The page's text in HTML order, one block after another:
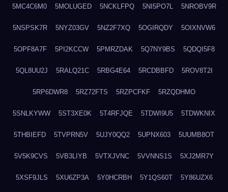
5MC4C6M0 5MOLUGED 5NCKLFPQ 5NI5PO7L 5NROBV9R
5NSPSK7R 5NYZ03GV 5NZ2F7XQ 5OGIRQDY 5OIXNVW6
5OPF8A7F 5PI2KCCW 5PMRZDAK 5Q7NY9BS 5QDQI5F8
5QL8UU2J 5RALQ21C 5RBG4E64 5RCDBBFD 5ROV8T2I
5RP6DWR8 5RZ72FTS 5RZPCFKF 5RZQDHMO
5SNLKYWW 5ST3XE0K 5T4RFJQE 5TDWI9U5 5TDWKNIX
5THBIEFD 5TVPRN5V 5UJY0QQ2 5UPNX603 5UUMB8OT
5V5K9CVS 5VB3LIYB 5VTXJVNC 5VVNNS1S 5XJ2MR7Y
5XSF9JLS 5XU6ZP3A 5Y0HCRBH 5Y1QS60T 5Y86UZX6